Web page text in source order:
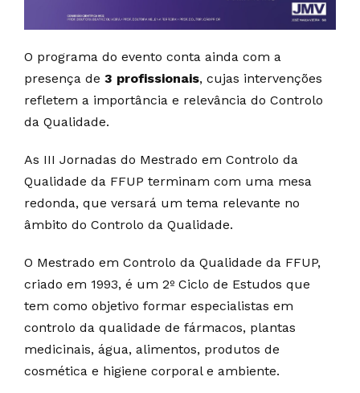
O programa do evento conta ainda com a
presença de 3 profissionais, cujas intervenções
refletem a importância e relevância do Controlo
da Qualidade.
As III Jornadas do Mestrado em Controlo da
Qualidade da FFUP terminam com uma mesa
redonda, que versará um tema relevante no
âmbito do Controlo da Qualidade.
O Mestrado em Controlo da Qualidade da FFUP,
criado em 1993, é um 2º Ciclo de Estudos que
tem como objetivo formar especialistas em
controlo da qualidade de fármacos, plantas
medicinais, água, alimentos, produtos de
cosmética e higiene corporal e ambiente.